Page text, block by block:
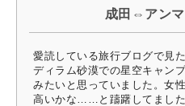
成田⇔アン
愛読している旅行ブログで見
ディラム砂漠での星空キャン
みたいと思っていました。女
高いかな……と躊躇してまし